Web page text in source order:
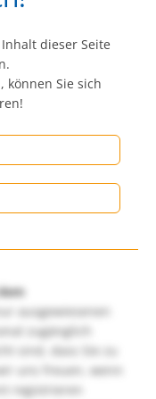
dieser Seite
können Sie sich
ausgewiesenen
zugänglich
sind, dass Sie zu
uns freuen, wenn
registrieren